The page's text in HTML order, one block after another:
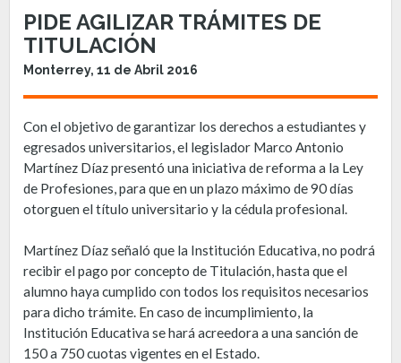
PIDE AGILIZAR TRÁMITES DE
TITULACIÓN
Monterrey, 11 de Abril 2016
Con el objetivo de garantizar los derechos a estudiantes y
egresados universitarios, el legislador Marco Antonio
Martínez Díaz presentó una iniciativa de reforma a la Ley
de Profesiones, para que en un plazo máximo de 90 días
otorguen el título universitario y la cédula profesional.
Martínez Díaz señaló que la Institución Educativa, no podrá
recibir el pago por concepto de Titulación, hasta que el
alumno haya cumplido con todos los requisitos necesarios
para dicho trámite. En caso de incumplimiento, la
Institución Educativa se hará acreedora a una sanción de
150 a 750 cuotas vigentes en el Estado.